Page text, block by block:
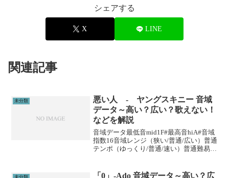
シェアする
X LINE
関連記事
未分類
悪い人 - ヤングスキニー 音域
データ～高い？広い？歌えない！
などを解説
音域データ最低音mid1F#最高音hiA#音域
指数16音域レンジ（狭い/普通/広い）普通
テンポ（ゆっくり/普通/速い）普通難易度
(adsbygoogle = wind...
「0」-Ado 音域データ～高い？広